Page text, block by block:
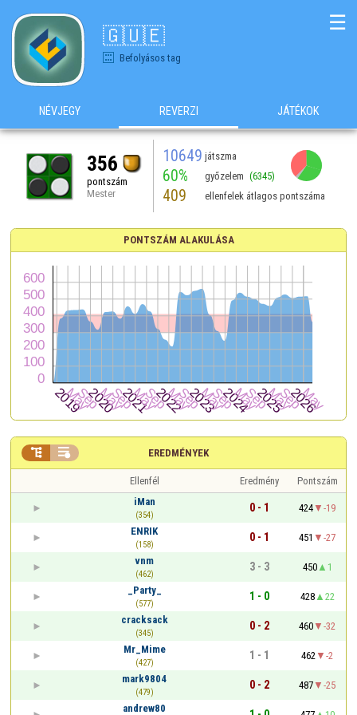
🇬​​🇺​​🇪
Befolyásos tag
☰
NÉVJEGY REVERZI JÁTÉKOK
356
pontszám
Mester
10649 játszma
60% győzelem (6345)
409 ellenfelek átlagos pontszáma
PONTSZÁM ALAKULÁSA
EREDMÉNYEK
 
Ellenfél Eredmény
Pontszám
iMan
(354)
0 - 1 424
-19
ENRIK
(158)
0 - 1 451
-27
vnm
(462)
3 - 3 450
1
_Party_
(577)
1 - 0 428
22
cracksack
(345)
0 - 2 460
-32
Mr_Mime
(427)
1 - 1 462
-2
mark9804
(479)
0 - 2 487
-25
andrew80